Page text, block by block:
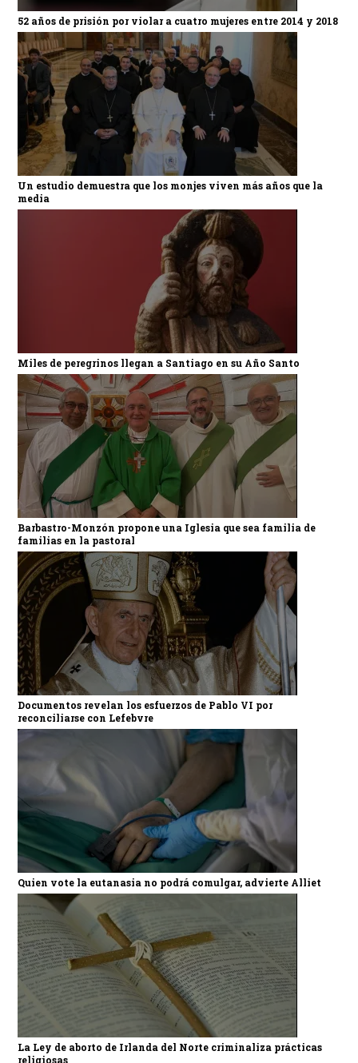
52 años de prisión por violar a cuatro mujeres entre 2014 y 2018
Un estudio demuestra que los monjes viven más años que la
media
Miles de peregrinos llegan a Santiago en su Año Santo
Barbastro-Monzón propone una Iglesia que sea familia de
familias en la pastoral
Documentos revelan los esfuerzos de Pablo VI por
reconciliarse con Lefebvre
Quien vote la eutanasia no podrá comulgar, advierte Alliet
La Ley de aborto de Irlanda del Norte criminaliza prácticas
religiosas